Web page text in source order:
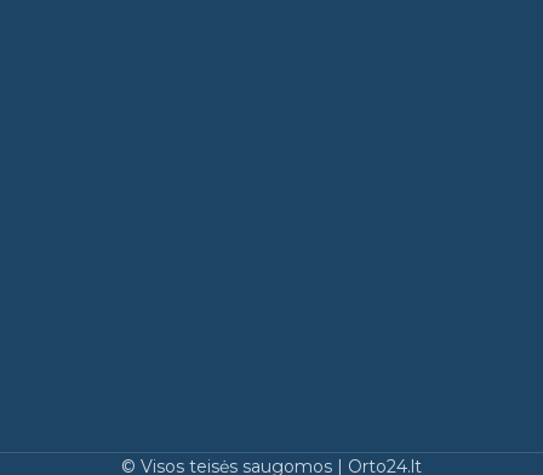
© Visos teisės saugomos | Orto24.lt